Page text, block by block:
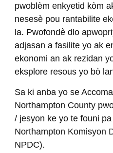
pwoblèm enkyetid kòm
nesesè pou rantabilite
la. Pwofondè dlo
adjasan a fasilite yo ak
ekonomi an ak rezidan
eksplore resous yo bò
Sa ki anba yo se
Northampton County
/ jesyon ke yo te founi
Northampton Komisyon
NPDC).